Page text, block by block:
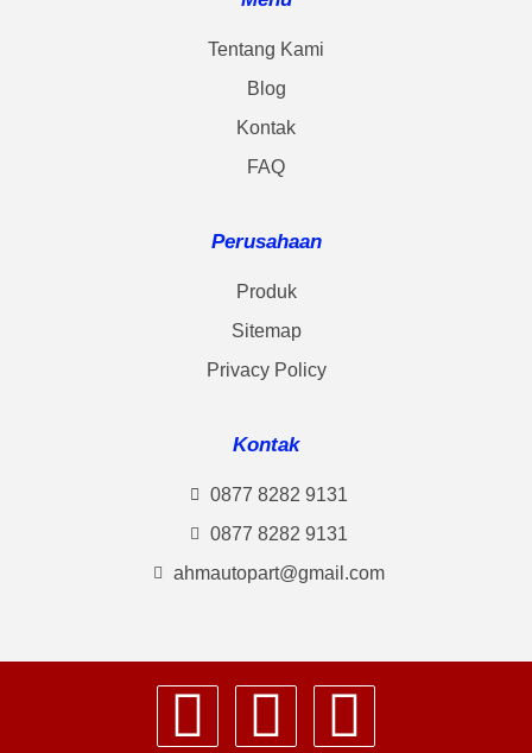
Tentang Kami
Blog
Kontak
FAQ
Perusahaan
Produk
Sitemap
Privacy Policy
Kontak
0877 8282 9131
0877 8282 9131
ahmautopart@gmail.com